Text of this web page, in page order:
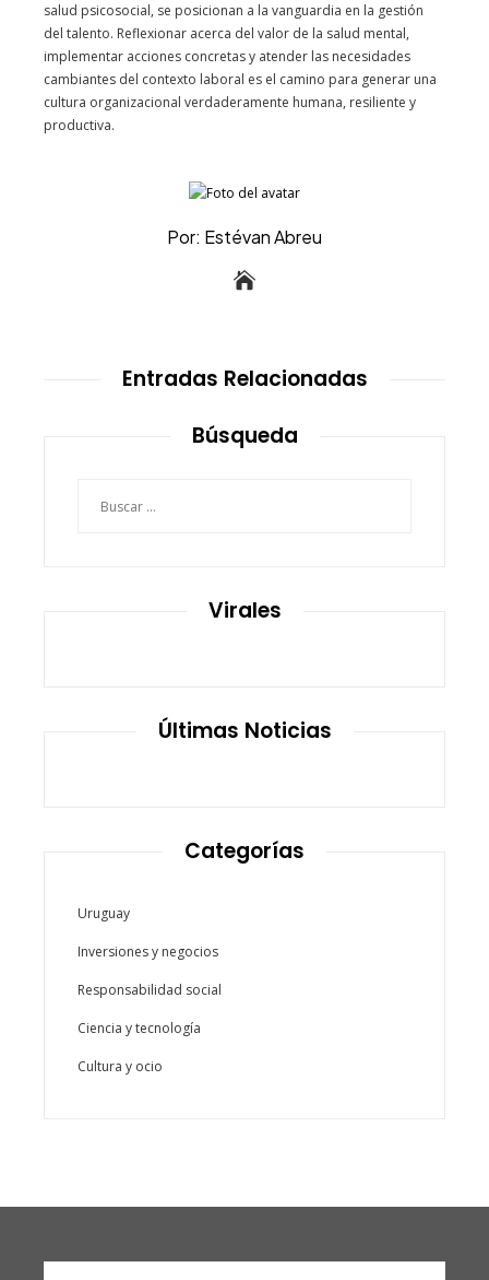
salud psicosocial, se posicionan a la vanguardia en la gestión
del talento. Reflexionar acerca del valor de la salud mental,
implementar acciones concretas y atender las necesidades
cambiantes del contexto laboral es el camino para generar una
cultura organizacional verdaderamente humana, resiliente y
productiva.
Por: Estévan Abreu
Entradas Relacionadas
Búsqueda
Virales
Últimas Noticias
Categorías
Uruguay
Inversiones y negocios
Responsabilidad social
Ciencia y tecnología
Cultura y ocio